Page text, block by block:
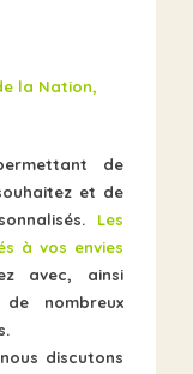
la Nation,
de
et de
Les
à vos envies
avec, ainsi
nombreux
discutons